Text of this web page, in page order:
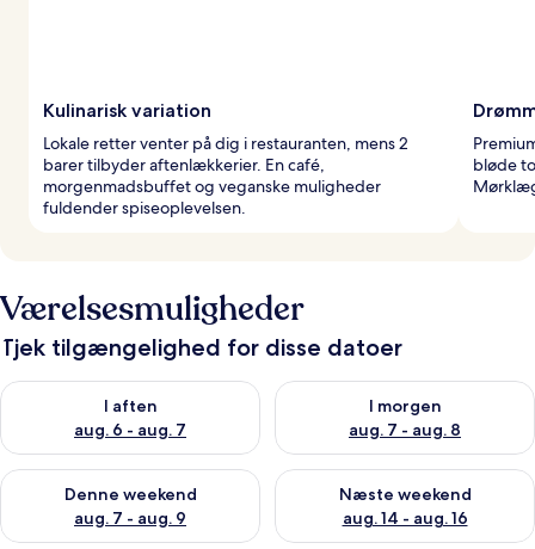
Kulinarisk variation
Lokale retter venter på dig i restauranten, mens 2
barer tilbyder aftenlækkerier. En café,
morgenmadsbuffet og veganske muligheder
fuldender spiseoplevelsen.
bløde
Værelsesmuligheder
Tjek tilgængelighed for disse datoer
I aften
aug. 6 - aug. 7
Tjek tilgængelighed for i aften aug. 6 - aug. 7
I morgen
aug. 7 - aug. 8
Tjek tilgængelighed for i
Denne weekend
aug. 7 - aug. 9
Tjek tilgængelighed for denne weekend aug. 7 - aug. 9
Næste weekend
aug. 14 - aug. 16
Tjek tilgængelighed for næste